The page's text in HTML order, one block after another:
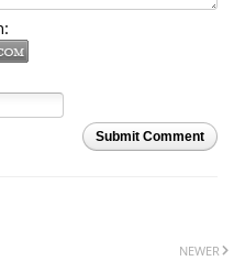
Submit Comment
NEWER